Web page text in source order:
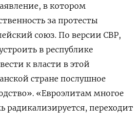
в котором
за протесты
союз. По версии СВР,
в республике
к власти в этой
стране послушное
«Евроэлитам многое
радикализируется, переходит